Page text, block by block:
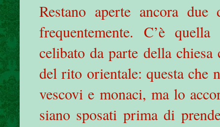
Restano aperte ancora due
frequentemente. C’è
celibato da parte della
del rito orientale: questa che
vescovi e monaci, ma lo
siano sposati prima di